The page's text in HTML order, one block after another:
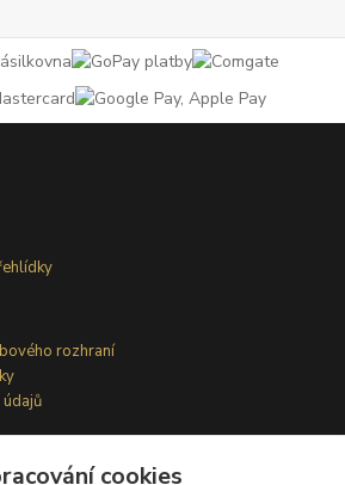
rozhraní
údajů
cookies